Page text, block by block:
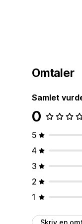
Omtaler
Samlet
0
5
4
3
2
1
Skriv en